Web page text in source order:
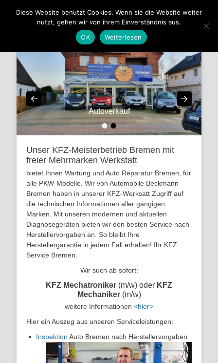
Automobile Beckmann
KFZ-Meisterbetrieb, Autoservice aus Leidenschaft, für alle
Fabrikate
••
Autoverkauf
Veröffentlicht amVon
manfredeichler
Unser KFZ-Meisterbetrieb Bremen mit
freier Mehrmarken Werkstatt
bietet Ihnen Wartung und Auto Reparatur Bremen, für
alle PKW-Modelle. Wir von Automobile Beckmann
Bremen haben in unserer KFZ-Werksatt Zugriff auf
die technischen Informationen aller gängigen
Marken. Mit unseren modernen und aktuellen
Diagnosegeräten bieten wir den besten Service nach
Herstellervorgaben an. So bleibt Ihre
Herstellergarantie in jedem Fall erhalten! Ihr KFZ
Service Bremen.
Wir such ab sofort:
KFZ Mechatroniker (m/w) oder KFZ
Mechaniker(m/w)
weitere Informationen <hier>
Hier ein Auszug aus unseren Serviceleistungen:
Inspektion Auto Bremen nach Herstellervorgaben
Diese Website benutzt Cookies. Wenn sie die Website weiter
nutzt, gehen wir von ihrem Einverständnis aus.
OK
Weiterlesen